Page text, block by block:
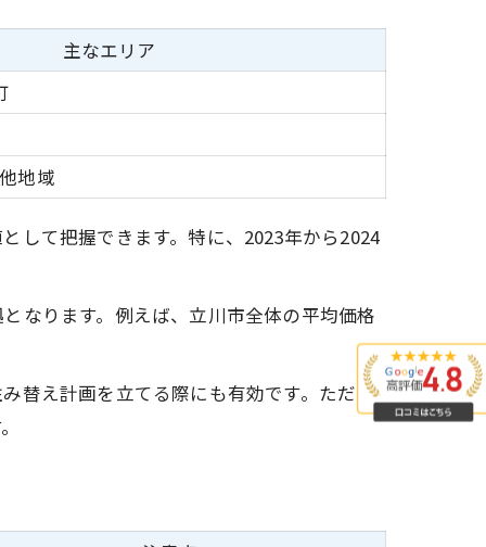
主なエリア
地域
して把握できます。特に、2023年から2024
なります。例えば、立川市全体の平均価格
替え計画を立てる際にも有効です。ただ